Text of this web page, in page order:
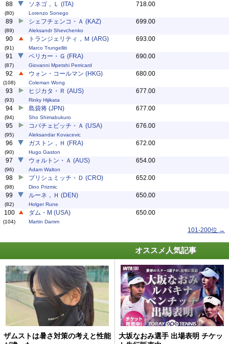
88
(80)
ソネゴ，Ｌ (ITA)
Lorenzo Sonego
718.00
89
(89)
シェフチェンコ・Ａ (KAZ)
Aleksandr Shevchenko
699.00
90
(91)
トランジェリティ，Ｍ (ARG)
Marco Trungelliti
693.00
91
(87)
ペリカー・Ｇ (FRA)
Giovanni Mpetshi Perricard
690.00
92
(108)
ウォン・コールマン (HKG)
Coleman Wong
680.00
93
(93)
ヒジカタ・Ｒ (AUS)
Rinky Hijikata
677.00
94
(94)
島袋将 (JPN)
Sho Shimabukuro
677.00
95
(95)
コバチェビッチ・Ａ (USA)
Aleksandar Kovacevic
676.00
96
(90)
ガストン，Ｈ (FRA)
Hugo Gaston
672.00
97
(96)
ウォルトン・Ａ (AUS)
Adam Walton
654.00
98
(98)
プリシュミッチ・Ｄ (CRO)
Dino Prizmic
652.00
99
(82)
ルーネ，Ｈ (DEN)
Holger Rune
650.00
100
(104)
ダム・M (USA)
Martin Damm
650.00
101-200位 →
オススメ人気記事
ザムストは暑さ対策の考えと性能
大坂なおみ選手 出場表明 チケッ